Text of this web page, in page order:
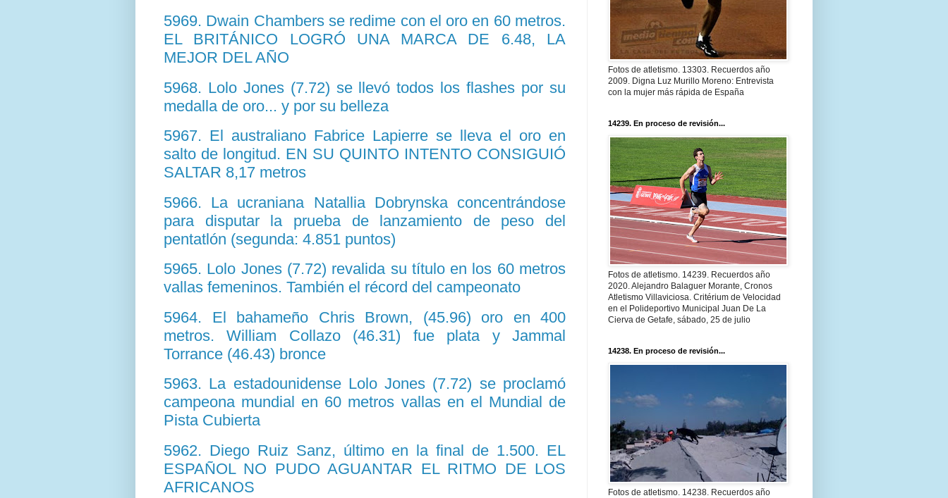
5969. Dwain Chambers se redime con el oro en 60 metros.
EL BRITÁNICO LOGRÓ UNA MARCA DE 6.48, LA
MEJOR DEL AÑO
5968. Lolo Jones (7.72) se llevó todos los flashes por su
medalla de oro... y por su belleza
5967. El australiano Fabrice Lapierre se lleva el oro en
salto de longitud. EN SU QUINTO INTENTO CONSIGUIÓ
SALTAR 8,17 metros
5966. La ucraniana Natallia Dobrynska concentrándose
para disputar la prueba de lanzamiento de peso del
pentatlón (segunda: 4.851 puntos)
5965. Lolo Jones (7.72) revalida su título en los 60 metros
vallas femeninos. También el récord del campeonato
5964. El bahameño Chris Brown, (45.96) oro en 400
metros. William Collazo (46.31) fue plata y Jammal
Torrance (46.43) bronce
5963. La estadounidense Lolo Jones (7.72) se proclamó
campeona mundial en 60 metros vallas en el Mundial de
Pista Cubierta
5962. Diego Ruiz Sanz, último en la final de 1.500. EL
ESPAÑOL NO PUDO AGUANTAR EL RITMO DE LOS
AFRICANOS
Fotos de atletismo. 13303. Recuerdos año
2009. Digna Luz Murillo Moreno: Entrevista
con la mujer más rápida de España
14239. En proceso de revisión...
Fotos de atletismo. 14239. Recuerdos año
2020. Alejandro Balaguer Morante, Cronos
Atletismo Villaviciosa. Critérium de Velocidad
en el Polideportivo Municipal Juan De La
Cierva de Getafe, sábado, 25 de julio
14238. En proceso de revisión...
Fotos de atletismo. 14238. Recuerdos año